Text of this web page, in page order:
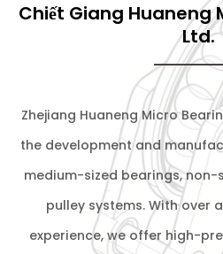
Chiết Giang Huaneng
Ltd.
Zhejiang Huaneng Micro
the development and
medium-sized bearings,
pulley systems. With over
experience, we offer high-